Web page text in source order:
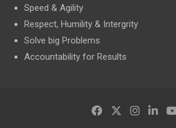
Speed & Agility
Respect, Humility & Intergrity
Solve big Problems
Accountability for Results